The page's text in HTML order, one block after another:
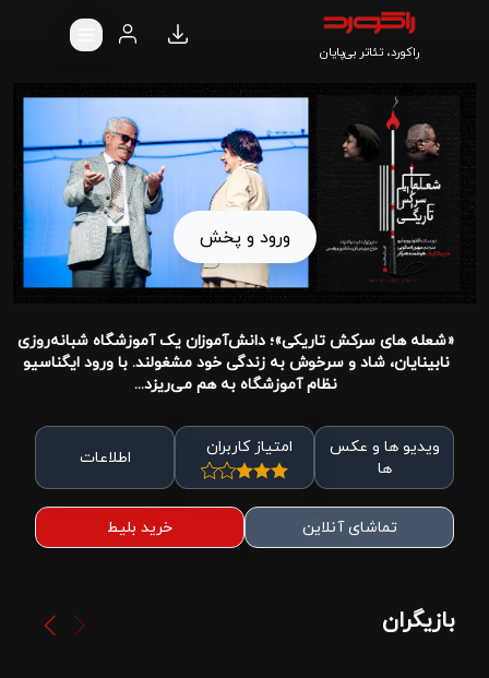
راکورد، تئاتر بی‌پایان
ورود و پخش
«شعله های سرکش تاریکی»؛ دانش‌آموزان یک آموزشگاه شبانه‌روزی
نابینایان، شاد و سرخوش به زندگی خود مشغولند. با ورود ایگناسیو
نظام آموزشگاه به هم می‌ریزد...
ویدیو ها و عکس
ها
امتیاز کاربران اطلاعات
تماشای آنلاین خرید بلیط
بازیگران